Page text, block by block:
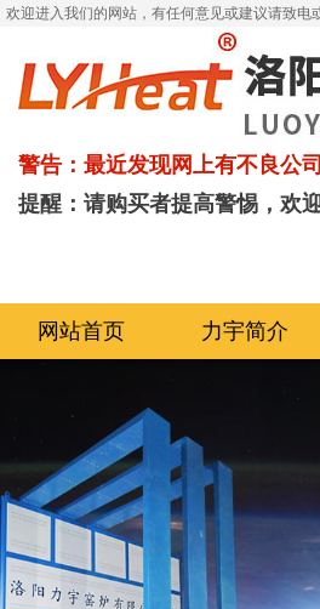
欢迎进入我们的网站，有任何意见或建议请致电
警告：最近发现网上有不良公
提醒：请购买者提高警惕，欢
网站首页 力宇简介